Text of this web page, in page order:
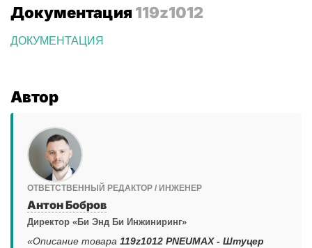
Документация 119z1012
ДОКУМЕНТАЦИЯ
Автор
ОТВЕТСТВЕННЫЙ РЕДАКТОР / ИНЖЕНЕР
Антон Бобров
Директор «Би Энд Би Инжиниринг»
«Описание товара 119z1012 PNEUMAX - Штуцер